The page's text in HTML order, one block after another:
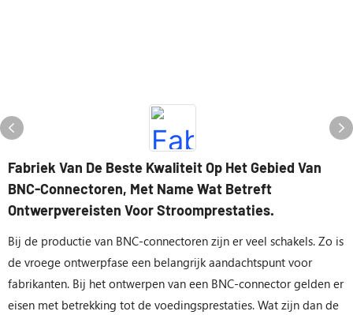
Fabriek Van De Beste Kwaliteit Op Het Gebied Van
BNC-Connectoren, Met Name Wat Betreft
Ontwerpvereisten Voor Stroomprestaties.
Bij de productie van BNC-connectoren zijn er veel schakels. Zo is
de vroege ontwerpfase een belangrijk aandachtspunt voor
fabrikanten. Bij het ontwerpen van een BNC-connector gelden er
eisen met betrekking tot de voedingsprestaties. Wat zijn dan de